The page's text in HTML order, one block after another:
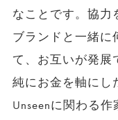
なことです。協力
ブランドと一緒に
て、お互いが発展
純にお金を軸にし
Unseenに関わる